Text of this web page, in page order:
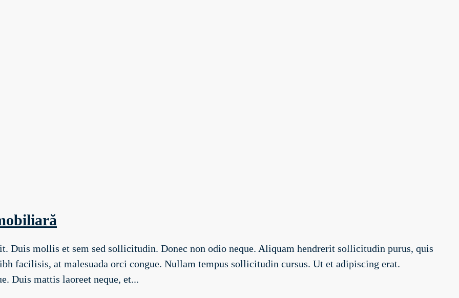
Duis mollis et sem sed sollicitudin. Donec non odio neque. Aliquam hendrerit sollicitudin purus, quis
facilisis, at malesuada orci congue. Nullam tempus sollicitudin cursus. Ut et adipiscing erat.
Duis mattis laoreet neque, et...